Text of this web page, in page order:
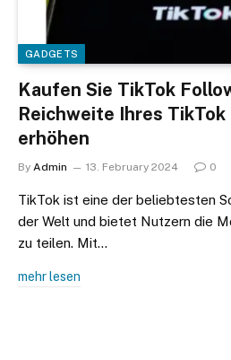
GADGETS
Kaufen Sie TikTok
Reichweite Ihres TikTok
erhöhen
By Admin 13. February 2024 0
TikTok ist eine der beliebtesten
der Welt und bietet Nutzern die
zu teilen. Mit…
mehr lesen